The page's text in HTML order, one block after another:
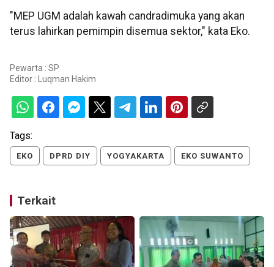
"MEP UGM adalah kawah candradimuka yang akan
terus lahirkan pemimpin disemua sektor," kata Eko.
Pewarta : SP
Editor :
Luqman Hakim
Tags:
EKO DPRD DIY YOGYAKARTA EKO SUWANTO
Terkait